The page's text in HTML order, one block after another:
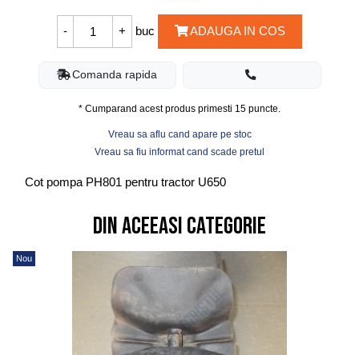
buc ADAUGA IN COS
Comanda rapida
* Cumparand acest produs primesti 15 puncte.
Vreau sa aflu cand apare pe stoc
Vreau sa fiu informat cand scade pretul
Cot pompa PH801 pentru tractor U650
Din aceeasi categorie
Nou